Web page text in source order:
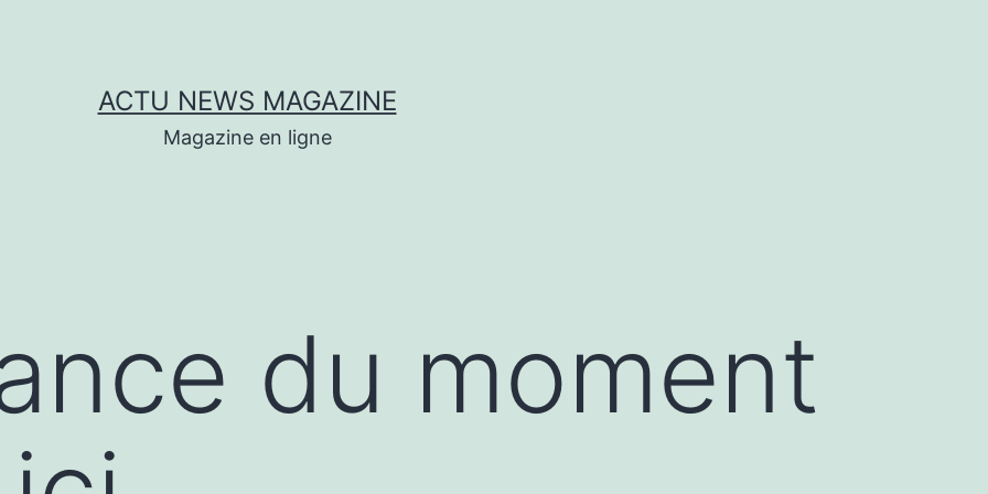
ACTU NEWS MAGAZINE
Magazine en ligne
du moment